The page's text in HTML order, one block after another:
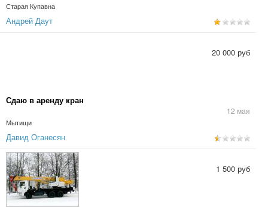
Старая Купавна
Андрей Даут
Сдаю в аренду кран
12 мая
Мытищи
20 000 руб
Давид Оганесян
1 500 руб